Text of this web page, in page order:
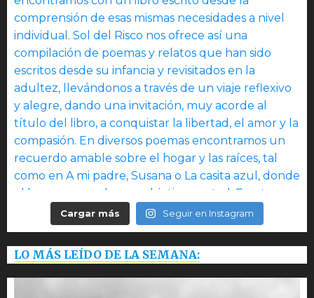
Cargar más Seguir en Instagram
LO MÁS LEÍDO DE LA SEMANA: